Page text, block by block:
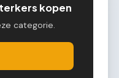
kopen
categorie.